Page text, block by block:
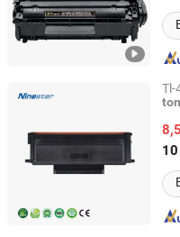
Tl-
Zhuhai Ninestar
Guangdong, China